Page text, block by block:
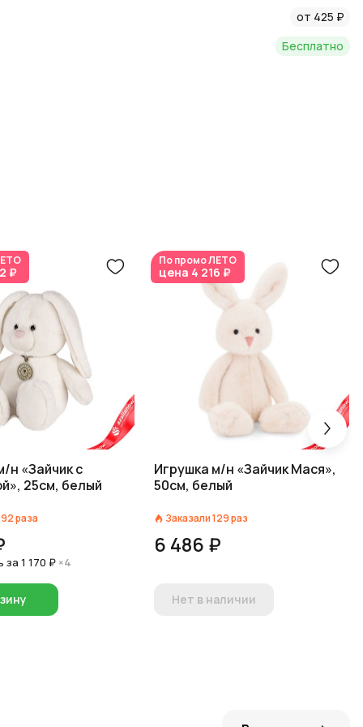
от 425 ₽
Бесплатно
₽
н «Зайчик с
25см, белый
раза
за1 170 ₽ ×4
По промоЛЕТО
цена 4 216 ₽
Игрушка м/н «Зайчик Мася»,
50см, белый
Заказали129раз
6 486 ₽
Нет в наличии